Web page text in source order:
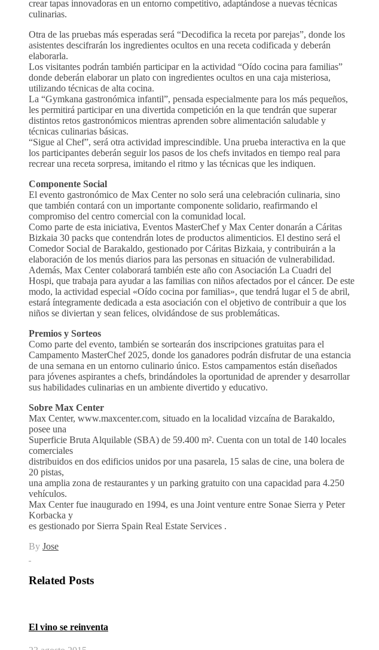
crear tapas innovadoras en un entorno competitivo, adaptándose a nuevas técnicas
culinarias.
Otra de las pruebas más esperadas será “Decodifica la receta por parejas”, donde los
asistentes descifrarán los ingredientes ocultos en una receta codificada y deberán
elaborarla.
Los visitantes podrán también participar en la actividad “Oído cocina para familias”
donde deberán elaborar un plato con ingredientes ocultos en una caja misteriosa,
utilizando técnicas de alta cocina.
La “Gymkana gastronómica infantil”, pensada especialmente para los más pequeños,
les permitirá participar en una divertida competición en la que tendrán que superar
distintos retos gastronómicos mientras aprenden sobre alimentación saludable y
técnicas culinarias básicas.
“Sigue al Chef”, será otra actividad imprescindible. Una prueba interactiva en la que
los participantes deberán seguir los pasos de los chefs invitados en tiempo real para
recrear una receta sorpresa, imitando el ritmo y las técnicas que les indiquen.
Componente Social
El evento gastronómico de Max Center no solo será una celebración culinaria, sino
que también contará con un importante componente solidario, reafirmando el
compromiso del centro comercial con la comunidad local.
Como parte de esta iniciativa, Eventos MasterChef y Max Center donarán a Cáritas
Bizkaia 30 packs que contendrán lotes de productos alimenticios. El destino será el
Comedor Social de Barakaldo, gestionado por Cáritas Bizkaia, y contribuirán a la
elaboración de los menús diarios para las personas en situación de vulnerabilidad.
Además, Max Center colaborará también este año con Asociación La Cuadri del
Hospi, que trabaja para ayudar a las familias con niños afectados por el cáncer. De este
modo, la actividad especial «Oído cocina por familias», que tendrá lugar el 5 de abril,
estará íntegramente dedicada a esta asociación con el objetivo de contribuir a que los
niños se diviertan y sean felices, olvidándose de sus problemáticas.
Premios y Sorteos
Como parte del evento, también se sortearán dos inscripciones gratuitas para el
Campamento MasterChef 2025, donde los ganadores podrán disfrutar de una estancia
de una semana en un entorno culinario único. Estos campamentos están diseñados
para jóvenes aspirantes a chefs, brindándoles la oportunidad de aprender y desarrollar
sus habilidades culinarias en un ambiente divertido y educativo.
Sobre Max Center
Max Center, www.maxcenter.com, situado en la localidad vizcaína de Barakaldo,
posee una
Superficie Bruta Alquilable (SBA) de 59.400 m². Cuenta con un total de 140 locales
comerciales
distribuidos en dos edificios unidos por una pasarela, 15 salas de cine, una bolera de
20 pistas,
una amplia zona de restaurantes y un parking gratuito con una capacidad para 4.250
vehículos.
Max Center fue inaugurado en 1994, es una Joint venture entre Sonae Sierra y Peter
Korbacka y
es gestionado por Sierra Spain Real Estate Services .
By Jose
Related Posts
El vino se reinventa